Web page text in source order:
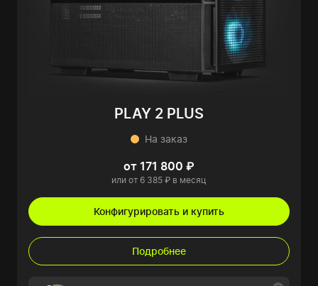
PLAY 2 PLUS
На заказ
от 171 800 ₽
или от 6 385 ₽ в месяц
Конфигурировать и купить
Подробнее